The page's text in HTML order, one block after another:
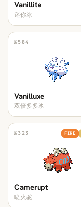
Vanillite
迷你冰
№584
Vanilluxe
双倍多多冰
№323 FIRE
Camerupt
喷火驼